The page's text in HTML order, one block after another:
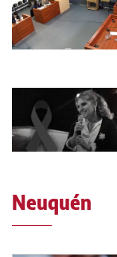
Neuquén